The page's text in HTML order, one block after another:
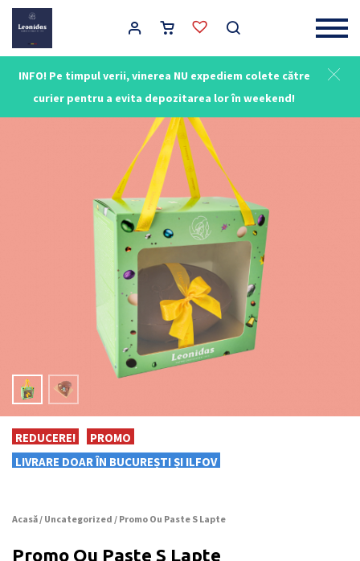
INFO! Pe timpul verii, vinerea NU expediem colete către
curier pentru a evita depozitarea lor în weekend!
Main Navigation
REDUCERE!
PROMO
LIVRARE DOAR ÎN BUCUREȘTI ȘI ILFOV
Acasă/ Uncategorized / Promo Ou Paste S Lapte
Promo Ou Paste S Lapte